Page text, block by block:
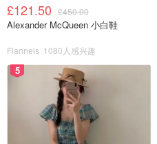
£121.50 £450.00
Alexander McQueen 小白鞋
Flannels 1080人感兴趣
5